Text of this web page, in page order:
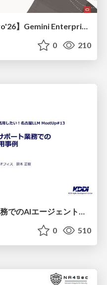
【Google Cloud Next Tokyo'26】Gemini Enterprise と Oracle AI Database で実現する、 業務データ活用を実現する AI エージェント実装
0 210
0 510